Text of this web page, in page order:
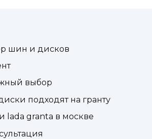
шин и дисков
выбор
подходят на гранту
lada granta в москве